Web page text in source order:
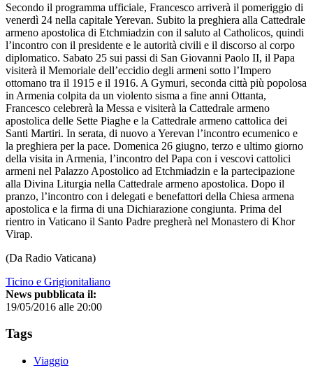
Secondo il programma ufficiale, Francesco arriverà il pomeriggio di
venerdì 24 nella capitale Yerevan. Subito la preghiera alla Cattedrale
armeno apostolica di Etchmiadzin con il saluto al Catholicos, quindi
l’incontro con il presidente e le autorità civili e il discorso al corpo
diplomatico. Sabato 25 sui passi di San Giovanni Paolo II, il Papa
visiterà il Memoriale dell’eccidio degli armeni sotto l’Impero
ottomano tra il 1915 e il 1916. A Gymuri, seconda città più popolosa
in Armenia colpita da un violento sisma a fine anni Ottanta,
Francesco celebrerà la Messa e visiterà la Cattedrale armeno
apostolica delle Sette Piaghe e la Cattedrale armeno cattolica dei
Santi Martiri. In serata, di nuovo a Yerevan l’incontro ecumenico e
la preghiera per la pace. Domenica 26 giugno, terzo e ultimo giorno
della visita in Armenia, l’incontro del Papa con i vescovi cattolici
armeni nel Palazzo Apostolico ad Etchmiadzin e la partecipazione
alla Divina Liturgia nella Cattedrale armeno apostolica. Dopo il
pranzo, l’incontro con i delegati e benefattori della Chiesa armena
apostolica e la firma di una Dichiarazione congiunta. Prima del
rientro in Vaticano il Santo Padre pregherà nel Monastero di Khor
Virap.
(Da Radio Vaticana)
Ticino e Grigionitaliano
News pubblicata il:
19/05/2016 alle 20:00
Tags
Viaggio